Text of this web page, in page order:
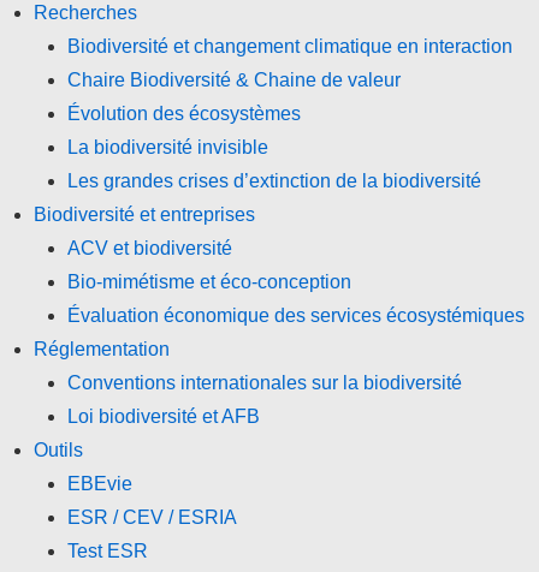
Recherches
Biodiversité et changement climatique en interaction
Chaire Biodiversité & Chaine de valeur
Évolution des écosystèmes
La biodiversité invisible
Les grandes crises d’extinction de la biodiversité
Biodiversité et entreprises
ACV et biodiversité
Bio-mimétisme et éco-conception
Évaluation économique des services écosystémiques
Réglementation
Conventions internationales sur la biodiversité
Loi biodiversité et AFB
Outils
EBEvie
ESR / CEV / ESRIA
Test ESR